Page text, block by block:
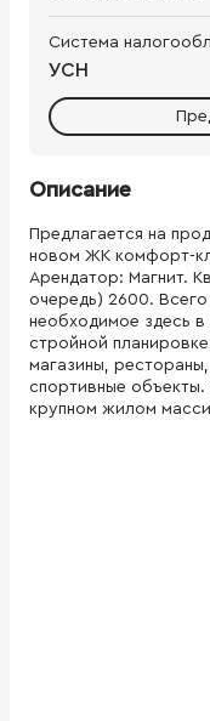
Система
УСН
Описание
Предлагается на
новом ЖК комфорт-
Арендатор: Магнит.
очередь) 2600.
необходимое здесь
стройной
магазины,
спортивные
крупном жилом